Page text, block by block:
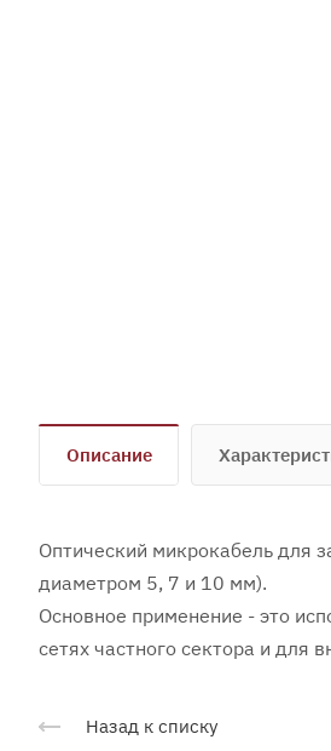
Описание
Оптический микрокабель для
диаметром 5, 7 и 10 мм).
Основное применение - это
сетях частного сектора и для
Назад к списку